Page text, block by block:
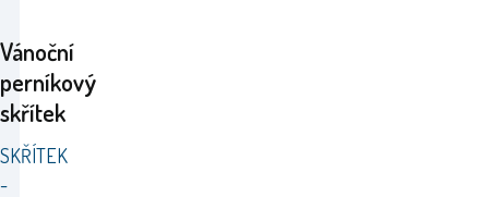
Vánoční
perníkový
skřítek
SKŘÍTEK
-